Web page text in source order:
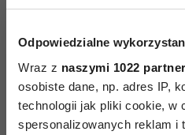
Odpowiedzialne
Wraz z naszymi 1022
osobiste dane, np. adres IP,
technologii jak pliki cookie, w
spersonalizowanych reklam i